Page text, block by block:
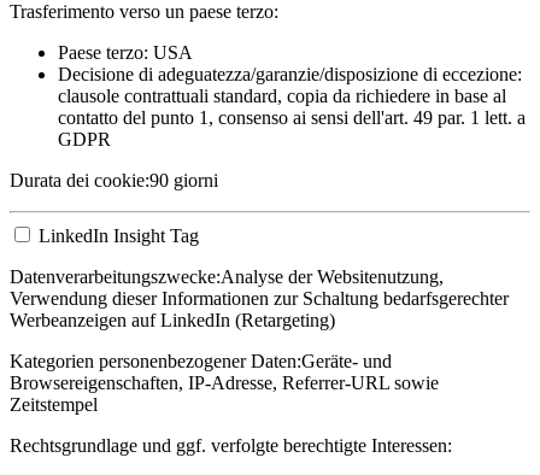
Trasferimento verso un paese terzo:
Paese terzo: USA
Decisione di adeguatezza/garanzie/disposizione di eccezione:
clausole contrattuali standard, copia da richiedere in base al
contatto del punto 1, consenso ai sensi dell'art. 49 par. 1 lett. a
GDPR
Durata dei cookie:90 giorni
LinkedIn Insight Tag
Datenverarbeitungszwecke:Analyse der Websitenutzung,
Verwendung dieser Informationen zur Schaltung bedarfsgerechter
Werbeanzeigen auf LinkedIn (Retargeting)
Kategorien personenbezogener Daten:Geräte- und
Browsereigenschaften, IP-Adresse, Referrer-URL sowie
Zeitstempel
Rechtsgrundlage und ggf. verfolgte berechtigte Interessen: